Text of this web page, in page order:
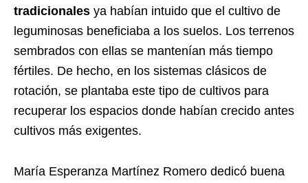
tradicionales ya habían intuido que el cultivo de
leguminosas beneficiaba a los suelos. Los terrenos
sembrados con ellas se mantenían más tiempo
fértiles. De hecho, en los sistemas clásicos de
rotación, se plantaba este tipo de cultivos para
recuperar los espacios donde habían crecido antes
cultivos más exigentes.
María Esperanza Martínez Romero dedicó buena